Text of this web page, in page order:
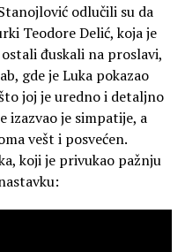
odlučili su da
Teodore Delić, koja je
đuskali na proslavi,
gde je Luka pokazao
joj je uredno i detaljno
izazvao je simpatije, a
vešt i posvećen.
koji je privukao pažnju